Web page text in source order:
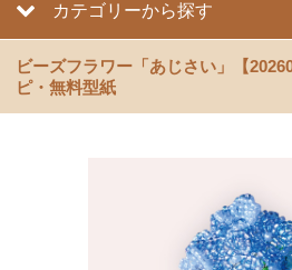
カテゴリーから探す
ビーズフラワー「あじさい」【
ピ・無料型紙